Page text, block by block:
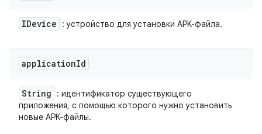
IDevice : устройство для установки APK-файла.
applicationId
String
: идентификатор существующего
приложения, с помощью которого нужно установить
новые APK-файлы.